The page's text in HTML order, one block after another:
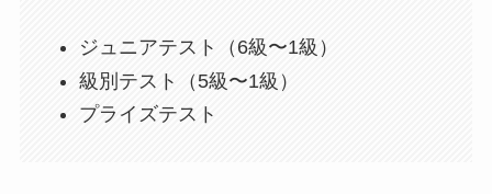
ジュニアテスト（6級〜1級）
級別テスト（5級〜1級）
プライズテスト